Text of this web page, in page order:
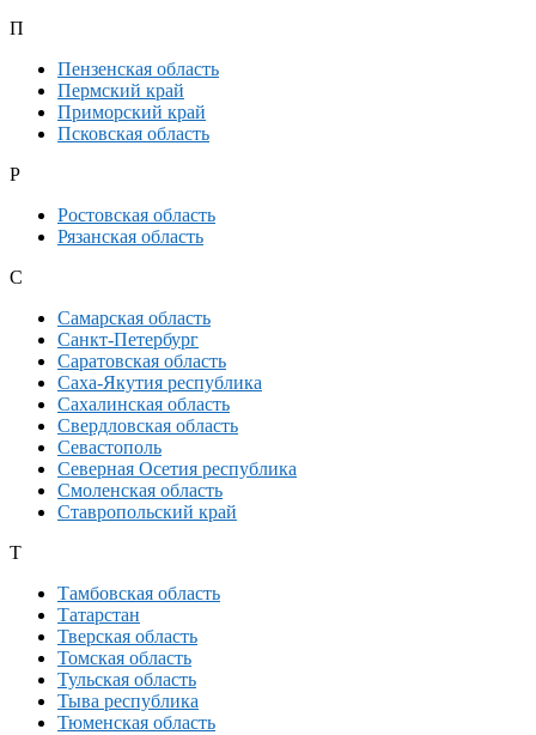
П
Пензенская область
Пермский край
Приморский край
Псковская область
Р
Ростовская область
Рязанская область
С
Самарская область
Санкт-Петербург
Саратовская область
Саха-Якутия республика
Сахалинская область
Свердловская область
Севастополь
Северная Осетия республика
Смоленская область
Ставропольский край
Т
Тамбовская область
Татарстан
Тверская область
Томская область
Тульская область
Тыва республика
Тюменская область